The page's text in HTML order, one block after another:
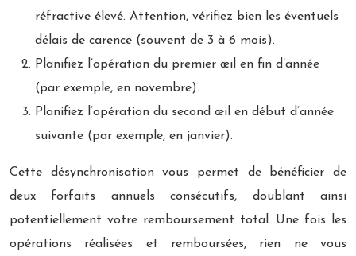
réfractive élevé. Attention, vérifiez bien les éventuels
délais de carence (souvent de 3 à 6 mois).
Planifiez l’opération du premier œil en fin d’année
(par exemple, en novembre).
Planifiez l’opération du second œil en début d’année
suivante (par exemple, en janvier).
Cette désynchronisation vous permet de bénéficier de
deux forfaits annuels consécutifs, doublant ainsi
potentiellement votre remboursement total. Une fois les
opérations réalisées et remboursées, rien ne vous